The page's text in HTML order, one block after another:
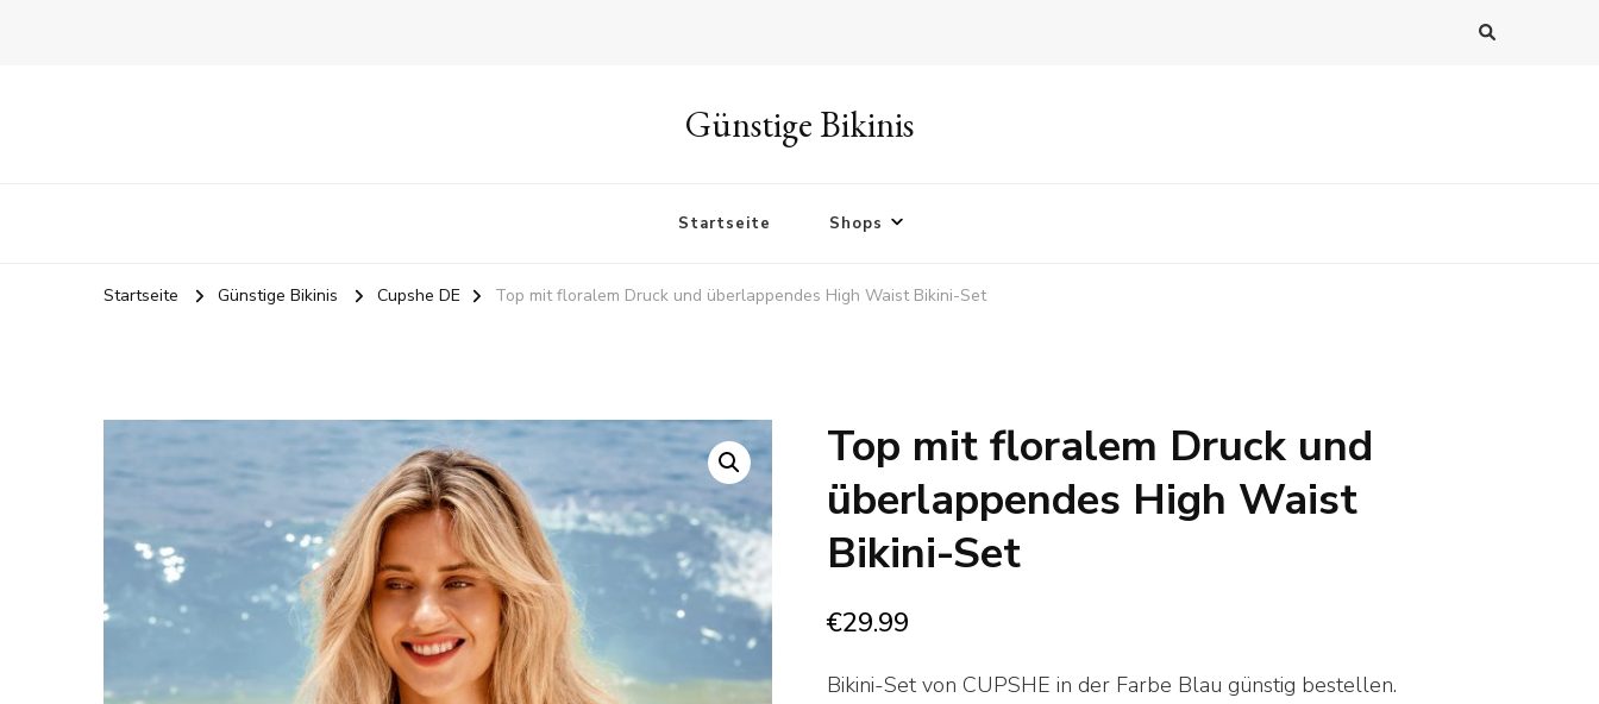
Günstige Bikinis
Startseite Shops
Startseite Günstige Bikinis Cupshe DE Top mit floralem Druck und überlappendes High Waist Bikini-Set
🔍
Top mit floralem Druck und
überlappendes High Waist
Bikini-Set
€29.99
Bikini-Set von CUPSHE in der Farbe Blau günstig bestellen.